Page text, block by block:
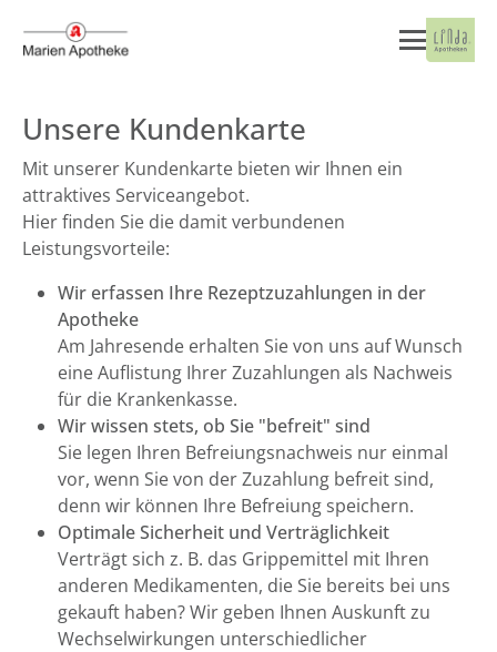
Unsere Kundenkarte
Mit unserer Kundenkarte bieten wir Ihnen ein
attraktives Serviceangebot.
Hier finden Sie die damit verbundenen
Leistungsvorteile:
Wir erfassen Ihre Rezeptzuzahlungen in der
Apotheke
Am Jahresende erhalten Sie von uns auf Wunsch
eine Auflistung Ihrer Zuzahlungen als Nachweis
für die Krankenkasse.
Wir wissen stets, ob Sie "befreit" sind
Sie legen Ihren Befreiungsnachweis nur einmal
vor, wenn Sie von der Zuzahlung befreit sind,
denn wir können Ihre Befreiung speichern.
Optimale Sicherheit und Verträglichkeit
Verträgt sich z. B. das Grippemittel mit Ihren
anderen Medikamenten, die Sie bereits bei uns
gekauft haben? Wir geben Ihnen Auskunft zu
Wechselwirkungen unterschiedlicher